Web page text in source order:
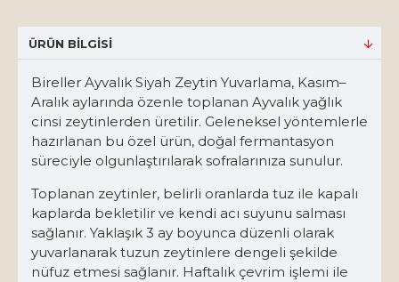
ÜRÜN BILGISI
Bireller Ayvalık Siyah Zeytin Yuvarlama, Kasım–
Aralık aylarında özenle toplanan Ayvalık yağlık
cinsi zeytinlerden üretilir. Geleneksel yöntemlerle
hazırlanan bu özel ürün, doğal fermantasyon
süreciyle olgunlaştırılarak sofralarınıza sunulur.
Toplanan zeytinler, belirli oranlarda tuz ile kapalı
kaplarda bekletilir ve kendi acı suyunu salması
sağlanır. Yaklaşık 3 ay boyunca düzenli olarak
yuvarlanarak tuzun zeytinlere dengeli şekilde
nüfuz etmesi sağlanır. Haftalık çevrim işlemi ile